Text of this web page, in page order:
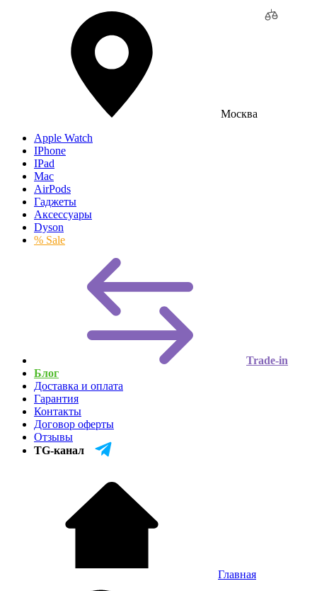
Москва
Apple Watch
IPhone
IPad
Mac
AirPods
Гаджеты
Аксессуары
Dyson
% Sale
Trade-in
Блог
Доставка и оплата
Гарантия
Контакты
Договор оферты
Отзывы
TG-канал
Главная